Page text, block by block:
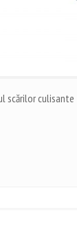
scărilor culisante